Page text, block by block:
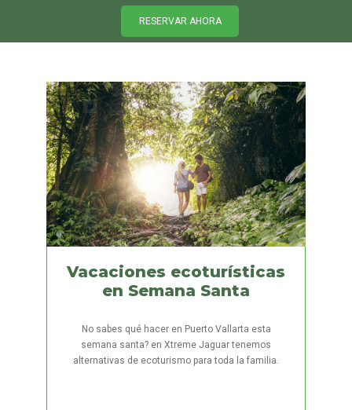
RESERVAR AHORA
Vacaciones ecoturísticas
en Semana Santa
No sabes qué hacer en Puerto Vallarta esta
semana santa? en Xtreme Jaguar tenemos
alternativas de ecoturismo para toda la familia.